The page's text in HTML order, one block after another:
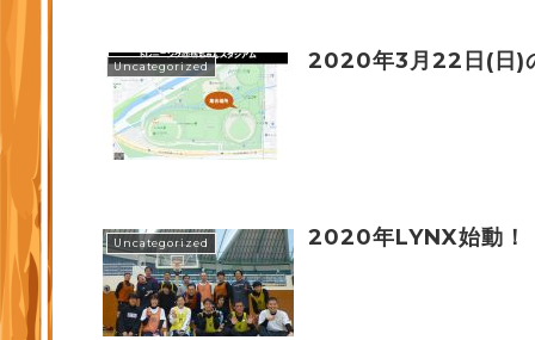
Uncategorized 2020年3月22日(日)
Uncategorized 2020年LYNX始動！